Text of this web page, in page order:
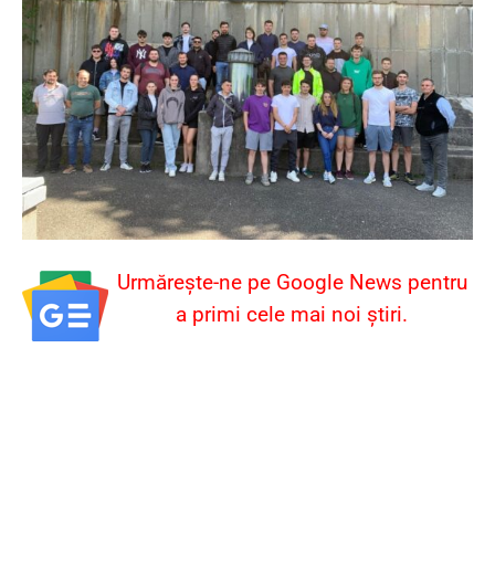
Urmărește-ne pe Google News pentru
a primi cele mai noi știri.